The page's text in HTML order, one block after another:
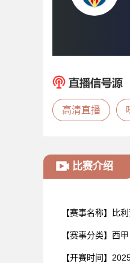
高清直播
比赛介绍
【赛事名称】 比
【赛事分类】 西甲
【开赛时间】